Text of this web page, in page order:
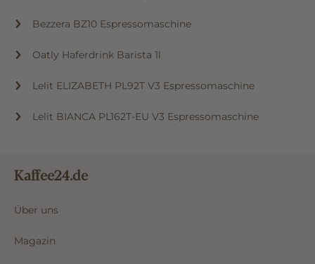
Bezzera BZ10 Espressomaschine
Oatly Haferdrink Barista 1l
Lelit ELIZABETH PL92T V3 Espressomaschine
Lelit BIANCA PL162T-EU V3 Espressomaschine
Kaffee24.de
Über uns
Magazin